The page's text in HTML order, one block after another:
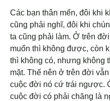
Các bạn thân mến, đôi khi
cũng phải nghĩ, đôi khi
ta cũng phải làm. Ở trên
muốn thì không được, còn
thì không có, nhưng không
mặt. Thế nên ở trên đời
cuộc đời nó cứ trái ngược.
cuộc đời có phải chăng là